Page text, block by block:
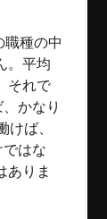
種の中
。平均
それで
かなり
ば、
はな
ありま